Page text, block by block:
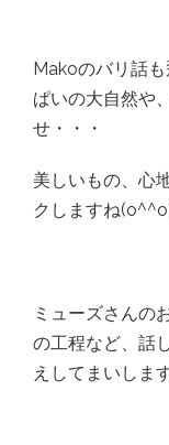
Makoのバリ話
ぱいの大自然や
せ・・・
美しいもの、心
クしますね
ミューズさんの
の工程など、話
えしてまいしま